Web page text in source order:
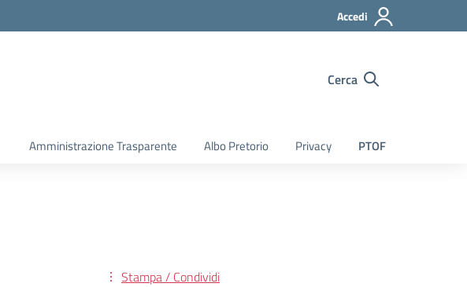
Accedi
Cerca
Amministrazione Trasparente Albo Pretorio Privacy PTOF
Stampa / Condividi